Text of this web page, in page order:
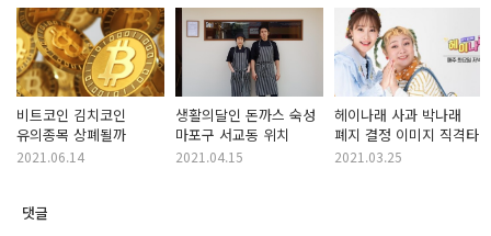
비트코인 김치코인
유의종목 상폐될까
2021.06.14
생활의달인 돈까스 숙성
마포구 서교동 위치
2021.04.15
헤이나래 사과 박나래
폐지 결정 이미지 직격타
2021.03.25
댓글